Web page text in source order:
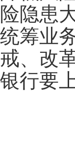
险隐患
统筹业
戒、改
银行要